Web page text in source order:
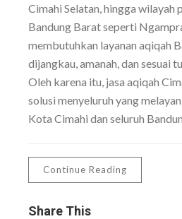
Cimahi Selatan, hingga wilayah
Bandung Barat seperti
membutuhkan layanan aqiqah
dijangkau, amanah, dan sesuai
Oleh karena itu, jasa aqiqah
solusi menyeluruh yang
Kota Cimahi dan seluruh
Continue Reading
Share This